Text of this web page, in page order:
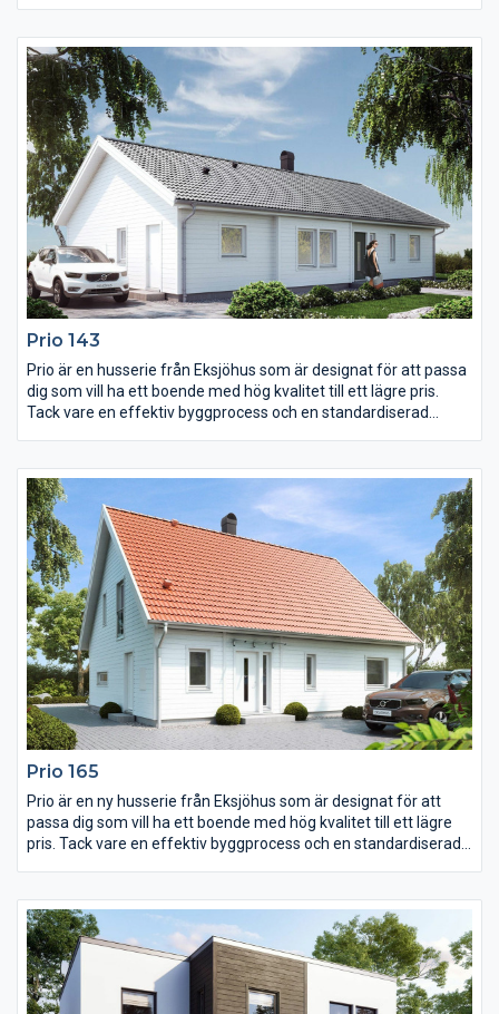
köket anknyter till äldre byggnadstraditioner. Huset har 2,6
meter i takhöjd på entréplanet. Här finns allt du kan förvänta dig
av ett genuint landskapshus.
Prio 143
Prio är en husserie från Eksjöhus som är designat för att passa
dig som vill ha ett boende med hög kvalitet till ett lägre pris.
Tack vare en effektiv byggprocess och en standardiserad
vårt övriga sortiment.
Prio 165
Prio är en ny husserie från Eksjöhus som är designat för att
passa dig som vill ha ett boende med hög kvalitet till ett lägre
pris. Tack vare en effektiv byggprocess och en standardiserad
vårt övriga sortiment.